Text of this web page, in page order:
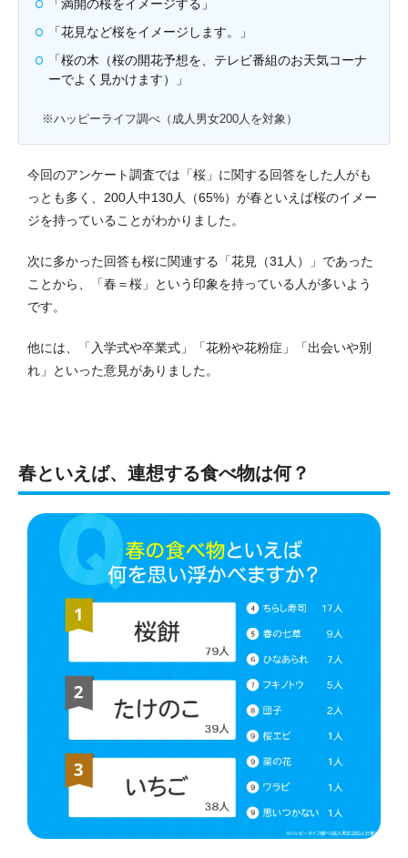
「満開の桜をイメージする」
「花見など桜をイメージします。」
「桜の木（桜の開花予想を、テレビ番組のお天気コーナ
ーでよく見かけます）」
※ハッピーライフ調べ（成人男女200人を対象）
今回のアンケート調査では「桜」に関する回答をした人がも
っとも多く、200人中130人（65%）が春といえば桜のイメー
ジを持っていることがわかりました。
次に多かった回答も桜に関連する「花見（31人）」であった
ことから、「春＝桜」という印象を持っている人が多いよう
です。
他には、「入学式や卒業式」「花粉や花粉症」「出会いや別
れ」といった意見がありました。
春といえば、連想する食べ物は何？